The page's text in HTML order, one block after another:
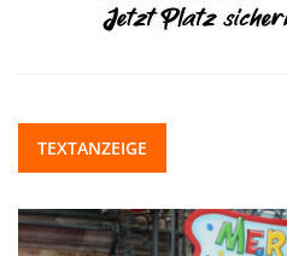
TEXTANZEIGE